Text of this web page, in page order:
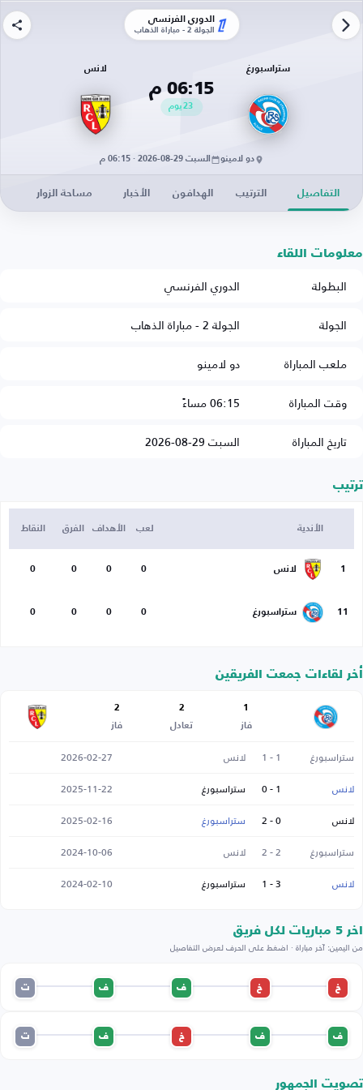
الدوري الفرنسي
الجولة 2 - مباراة الذهاب
ستراسبورغ
06:15 م
23يوم
لانس
دو لامينو السبت 29-08-2026 · 06:15 م
التفاصيل الترتيب الهدافون الأخبار مساحة الزوار
معلومات اللقاء
البطولة
الدوري الفرنسي
الجولة
الجولة 2 - مباراة الذهاب
ملعب المباراة
دو لامينو
وقت المباراة
06:15 مساءً
تاريخ المباراة
السبت 29-08-2026
ترتيب
الأندية لعب الأهداف الفرق النقاط
1 لانس 0
0
0
0
11 ستراسبورغ 0
0
0
0
أخر لقاءات جمعت الفريقين
1
فاز
2
تعادل
2
فاز
ستراسبورغ 1 - 1 لانس
2026-02-27
لانس
1 - 0 ستراسبورغ
2025-11-22
لانس
0 - 2 ستراسبورغ
2025-02-16
ستراسبورغ
2 - 2 لانس
2024-10-06
لانس
3 - 1 ستراسبورغ 2024-02-10
اخر 5 مباريات لكل فريق
من اليمين: آخر مباراة · اضغط على الحرف لعرض التفاصيل
خ خ ف ف ت
ف ف خ ف ت
تصويت الجمهور